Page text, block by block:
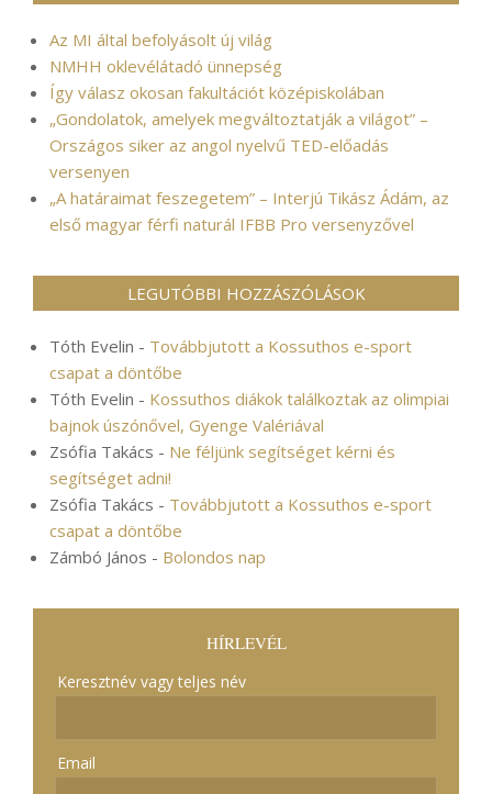
Az MI által befolyásolt új világ
NMHH oklevélátadó ünnepség
Így válasz okosan fakultációt középiskolában
„Gondolatok, amelyek megváltoztatják a világot” –
Országos siker az angol nyelvű TED-előadás
versenyen
„A határaimat feszegetem” – Interjú Tikász Ádám, az
első magyar férfi naturál IFBB Pro versenyzővel
LEGUTÓBBI HOZZÁSZÓLÁSOK
Tóth Evelin - Továbbjutott a Kossuthos e-sport
csapat a döntőbe
Tóth Evelin - Kossuthos diákok találkoztak az olimpiai
bajnok úszónővel, Gyenge Valériával
Zsófia Takács - Ne féljünk segítséget kérni és
segítséget adni!
Zsófia Takács - Továbbjutott a Kossuthos e-sport
csapat a döntőbe
Zámbó János - Bolondos nap
HÍRLEVÉL
Keresztnév vagy teljes név
Email